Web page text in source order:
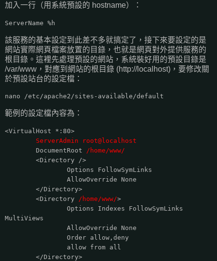
加入一行（用系統預設的 hostname）：
ServerName %h
該服務的基本設定到此差不多就搞定了，接下來要設定的是
網站實際網頁檔案放置的目錄，也就是網頁對外提供服務的
根目錄。這裡先處理預設的網站，系統裝好用的預設目錄是
/var/www，對應到網站的根目錄 (http://localhost)，要修改關
於預設站台的設定檔：
nano /etc/apache2/sites-available/default
範例的設定檔內容為：
<VirtualHost *:80>
ServerAdmin root@localhost
DocumentRoot
/home/www/
<Directory />
Options FollowSymLinks
AllowOverride None
</Directory>
<Directory
/home/www/>
Options Indexes FollowSymLinks
MultiViews
AllowOverride None
Order allow,deny
allow from all
</Directory>